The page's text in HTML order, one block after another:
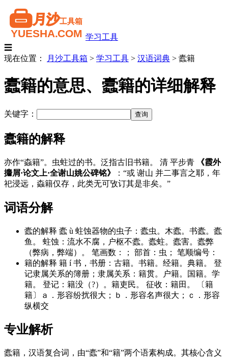
学习工具
☰
现在位置：
月沙工具箱 > 学习工具 > 汉语词典 > 蠹籍
蠹籍的意思、蠹籍的详细解释
关键字：
蠹籍的解释
亦作“螙籍”。虫蛀过的书。泛指古旧书籍。 清 平步青
《霞外
攟屑·论文上·全谢山姚公碑铭》
：“或 谢山 并二事言之耶，年
祀浸远，螙籍仅存，此类无可攷订其是非矣。”
词语分解
蠹的解释 蠹 ù 蛀蚀器物的虫子：蠹虫。木蠹。书蠹。蠹
鱼。 蛀蚀：流水不腐，户枢不蠹。蠹蛀。蠹害。蠹弊
（弊病，弊端）。 笔画数：； 部首：虫； 笔顺编号：
籍的解释 籍 í 书，书册：古籍。书籍。经籍。典籍。 登
记隶属关系的簿册；隶属关系：籍贯。户籍。国籍。学
籍。 登记：籍没（?）。籍吏民。 征收：籍田。 〔籍
籍〕ａ．形容纷扰很大；ｂ．形容名声很大；ｃ．形容
纵横交
专业解析
蠹籍，汉语复合词，由“蠹”和“籍”两个语素构成。其核心含义